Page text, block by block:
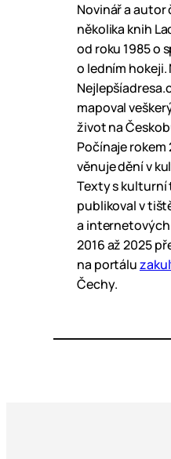
Novinář a
několika knih
od roku 1985 o
o ledním hokeji.
mapoval
život na
Počínaje rokem
věnuje dění v
Texty s kulturní
publikoval v
a
2016 až 2025
na portálu
Čechy.